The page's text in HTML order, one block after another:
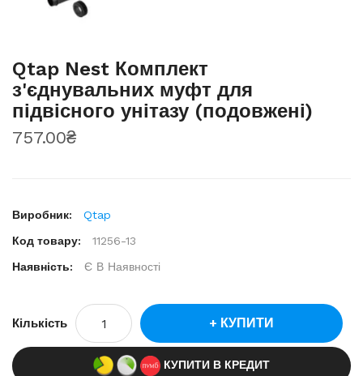
Qtap Nest Комплект
з'єднувальних муфт для
підвісного унітазу (подовжені)
757.00₴
Виробник:
Qtap
Код товару:
11256-13
Наявність:
Є В Наявності
Кількість КУПИТИ
КУПИТИ В КРЕДИТ